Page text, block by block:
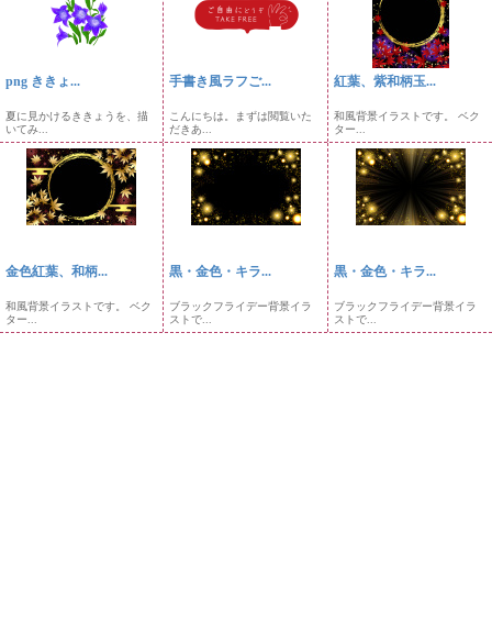
png ききょ...
夏に見かけるききょうを、描
いてみ...
手書き風ラフご...
こんにちは。まずは閲覧いた
だきあ...
紅葉、紫和柄玉...
和風背景イラストです。 ベク
ター...
金色紅葉、和柄...
和風背景イラストです。 ベク
ター...
黒・金色・キラ...
ブラックフライデー背景イラ
ストで...
黒・金色・キラ...
ブラックフライデー背景イラ
ストで...